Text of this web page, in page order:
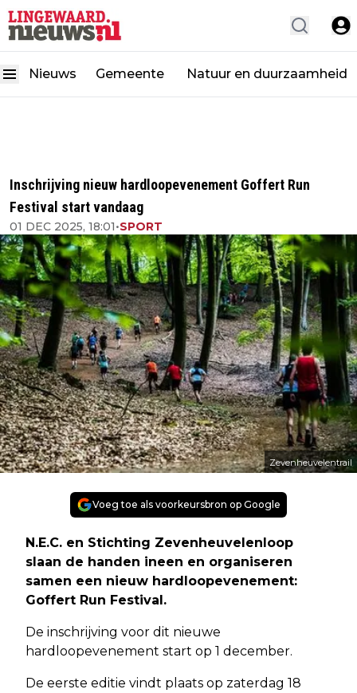
Nieuws Gemeente Natuur en duurzaamheid
Inschrijving nieuw hardloopevenement Goffert Run
Festival start vandaag
01 DEC 2025, 18:01•SPORT
Zevenheuvelentrail
Voeg toe als voorkeursbron op Google
N.E.C. en Stichting Zevenheuvelenloop
slaan de handen ineen en organiseren
samen een nieuw hardloopevenement:
Goffert Run Festival.
De inschrijving voor dit nieuwe
hardloopevenement start op 1 december.
De eerste editie vindt plaats op zaterdag 18